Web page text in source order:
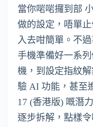
當你啱啱攞到部
做的設定，唔單
入去咁簡單。不
手機準備好一系
機，到設定指紋
驗 AI 功能，甚至
17 (香港版) 嘅潛
逐步拆解，點樣